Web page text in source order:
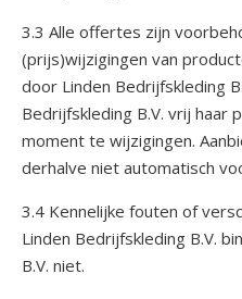
3.3 Alle offertes zijn
(prijs)wijzigingen van
door Linden Bedrijfskleding
Bedrijfskleding B.V. vrij haar
moment te wijzigingen.
derhalve niet automatisch
3.4 Kennelijke fouten of
Linden Bedrijfskleding B.V.
B.V. niet.